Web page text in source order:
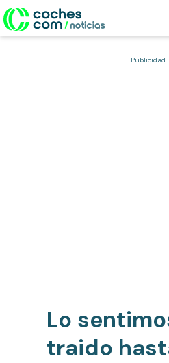
Publicidad
Lo
traido